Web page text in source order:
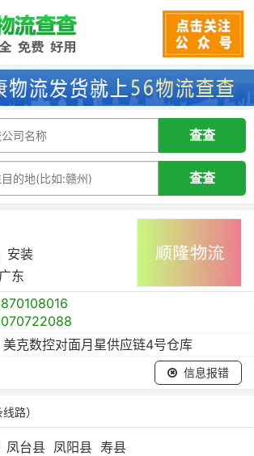
安装
广东
美克数控对面月星供应链4号仓库
信息报错
路）
凤台县 凤阳县 寿县